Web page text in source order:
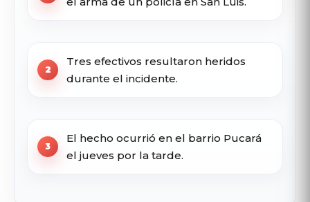
Tres efectivos resultaron heridos
durante el incidente.
El hecho ocurrió en el barrio Pucará
el jueves por la tarde.